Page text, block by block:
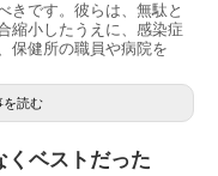
きです。彼らは、無駄と
縮小したうえに、感染症
保健所の職員や病院を
を読む
くベストだった